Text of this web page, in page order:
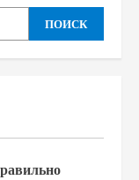
ПОИСК